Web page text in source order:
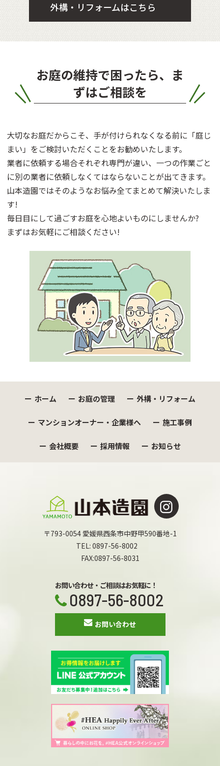
外構・リフォームはこちら
お庭の維持で困ったら、ま
ずはご相談を
大切なお庭だからこそ、手が付けられなくなる前に「庭じ
まい」をご検討いただくことをお勧めいたします。
業者に依頼する場合それぞれ専門が違い、一つの作業ごと
に別の業者に依頼しなくてはならないことが出てきます。
山本造園ではそのようなお悩み全てまとめて解決いたしま
す!
毎日目にして過ごすお庭を心地よいものにしませんか?
まずはお気軽にご相談ください!
ホーム お庭の管理 外構・リフォーム
マンションオーナー・企業様へ 施工事例
会社概要 採用情報 お知らせ
〒793-0054 愛媛県西条市中野甲590番地-1
TEL: 0897-56-8002
FAX:0897-56-8031
お問い合わせ・ご相談はお気軽に！
0897-56-8002
お問い合わせ